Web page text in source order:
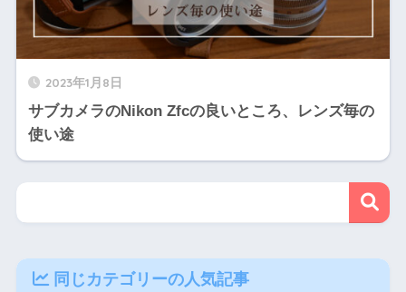
2023年1月8日
サブカメラのNikon Zfcの良いところ、レンズ毎の
使い途
同じカテゴリーの人気記事